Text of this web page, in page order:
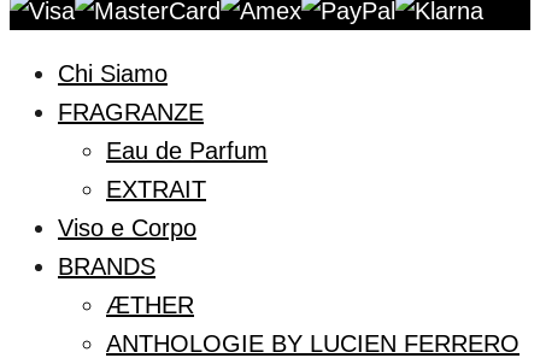
Chi Siamo
FRAGRANZE
Eau de Parfum
EXTRAIT
Viso e Corpo
BRANDS
ÆTHER
ANTHOLOGIE BY LUCIEN FERRERO